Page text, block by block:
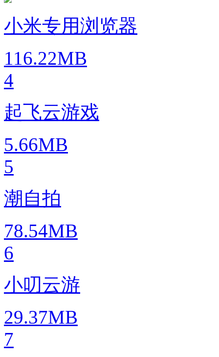
小米专用浏览器
116.22MB
4
起飞云游戏
5.66MB
5
潮自拍
78.54MB
6
小叨云游
29.37MB
7